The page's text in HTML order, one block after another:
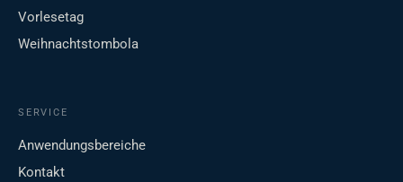
Vorlesetag
Weihnachtstombola
SERVICE
Anwendungsbereiche
Kontakt